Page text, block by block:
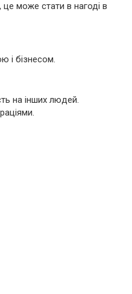
це може стати в нагоді в
і бізнесом.
на інших людей.